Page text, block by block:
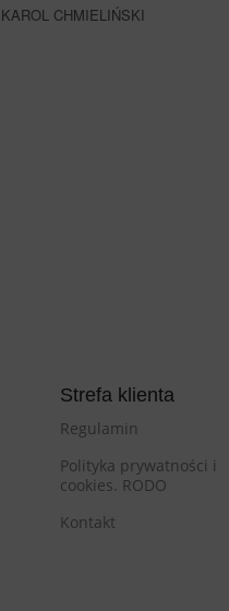
KAROL CHMIELIŃSKI
Strefa klienta
Regulamin
Polityka prywatności i
cookies. RODO
Kontakt